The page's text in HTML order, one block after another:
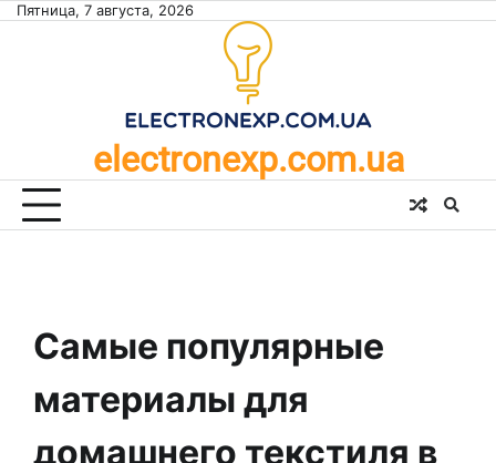
SkipПятница, 7 августа, 2026
electronexp.com.ua
Самые популярные
материалы для
домашнего текстиля в